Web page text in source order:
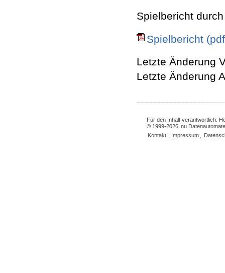
Spielbericht
Spielbericht
Letzte Änderung
Letzte Änderung
Für den Inhalt verantwortlich:
© 1999-2026 nu
Kontakt
Impressum